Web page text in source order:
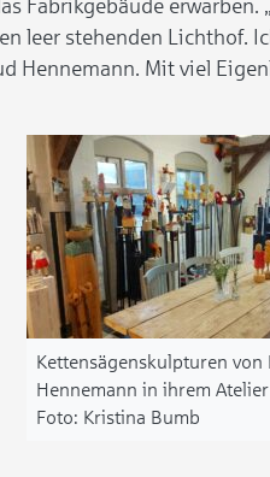
Fabrikgebäude erwarben.
leer stehenden Lichthof.
Hennemann. Mit viel
Kettensägenskulpturen von
Hennemann in ihrem
Kristina Bumb